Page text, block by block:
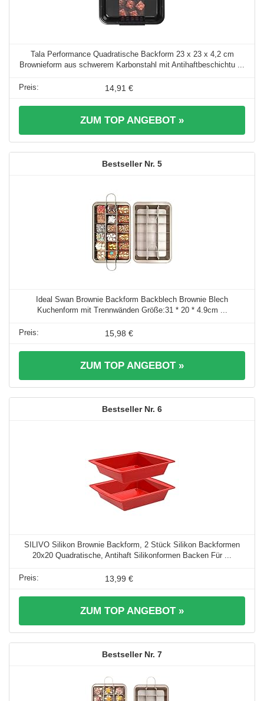
Tala Performance Quadratische Backform 23 x 23 x 4,2 cm
Brownieform aus schwerem Karbonstahl mit Antihaftbeschichtu ...
14,91 €
ZUM TOP ANGEBOT »
5
Ideal Swan Brownie Backform Backblech Brownie Blech
Kuchenform mit Trennwänden Größe:31 * 20 * 4.9cm ...
15,98 €
ZUM TOP ANGEBOT »
6
SILIVO Silikon Brownie Backform, 2 Stück Silikon Backformen
20x20 Quadratische, Antihaft Silikonformen Backen Für ...
13,99 €
ZUM TOP ANGEBOT »
7